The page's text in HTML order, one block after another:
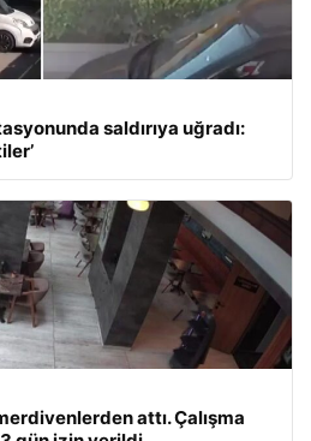
saldırıya uğradı:
attı. Çalışma